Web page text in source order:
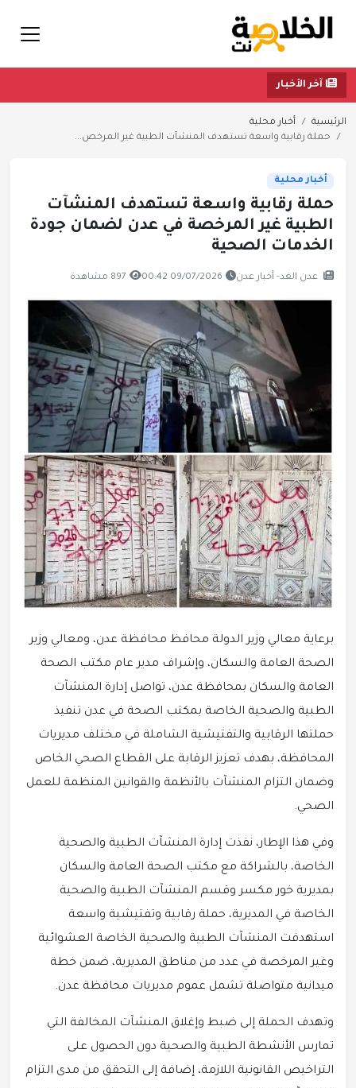
آخر الأخبار
الرئيسية
أخبار محلية
حملة رقابية واسعة تستهدف المنشآت الطبية غير المرخص...
أخبار محلية
حملة رقابية واسعة تستهدف المنشآت
الطبية غير المرخصة في عدن لضمان جودة
الخدمات الصحية
عدن الغد- أخبار عدن 09/07/2026 00:42 897 مشاهدة
برعاية معالي وزير الدولة محافظ محافظة عدن، ومعالي وزير
الصحة العامة والسكان، وإشراف مدير عام مكتب الصحة
العامة والسكان بمحافظة عدن، تواصل إدارة المنشآت
الطبية والصحية الخاصة بمكتب الصحة في عدن تنفيذ
حملتها الرقابية والتفتيشية الشاملة في مختلف مديريات
المحافظة، بهدف تعزيز الرقابة على القطاع الصحي الخاص
وضمان التزام المنشآت بالأنظمة والقوانين المنظمة للعمل
الصحي.
وفي هذا الإطار، نفذت إدارة المنشآت الطبية والصحية
الخاصة، بالشراكة مع مكتب الصحة العامة والسكان
بمديرية خور مكسر وقسم المنشآت الطبية والصحية
الخاصة في المديرية، حملة رقابية وتفتيشية واسعة
استهدفت المنشآت الطبية والصحية الخاصة العشوائية
وغير المرخصة في عدد من مناطق المديرية، ضمن خطة
ميدانية متواصلة تشمل عموم مديريات محافظة عدن.
وتهدف الحملة إلى ضبط وإغلاق المنشآت المخالفة التي
تمارس الأنشطة الطبية والصحية دون الحصول على
التراخيص القانونية اللازمة، إضافة إلى التحقق من مدى التزام